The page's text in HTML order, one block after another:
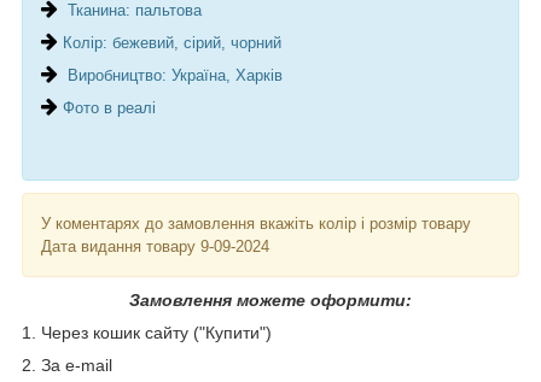
Тканина: пальтова
Колір: бежевий, сірий, чорний
Виробництво: Україна, Харків
Фото в реалі
У коментарях до замовлення вкажіть колір і розмір товару
Дата видання товару 9-09-2024
Замовлення можете оформити:
1. Через кошик сайту ("Купити")
2. За e-mail